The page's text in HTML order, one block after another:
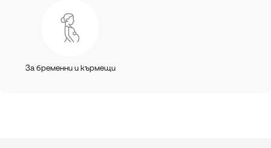
За бременни и кърмещи